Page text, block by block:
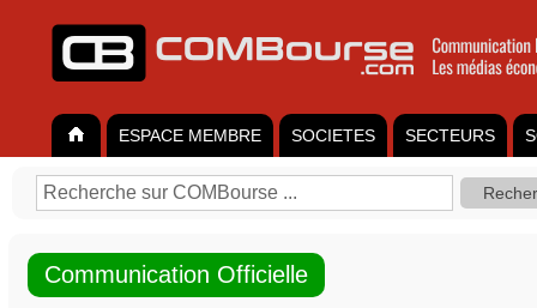
ESPACE MEMBRE SOCIETES SECTEURS
Communication Officielle